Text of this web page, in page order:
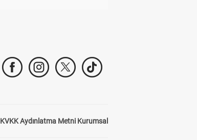
KVKK Aydınlatma Metni Kurumsal